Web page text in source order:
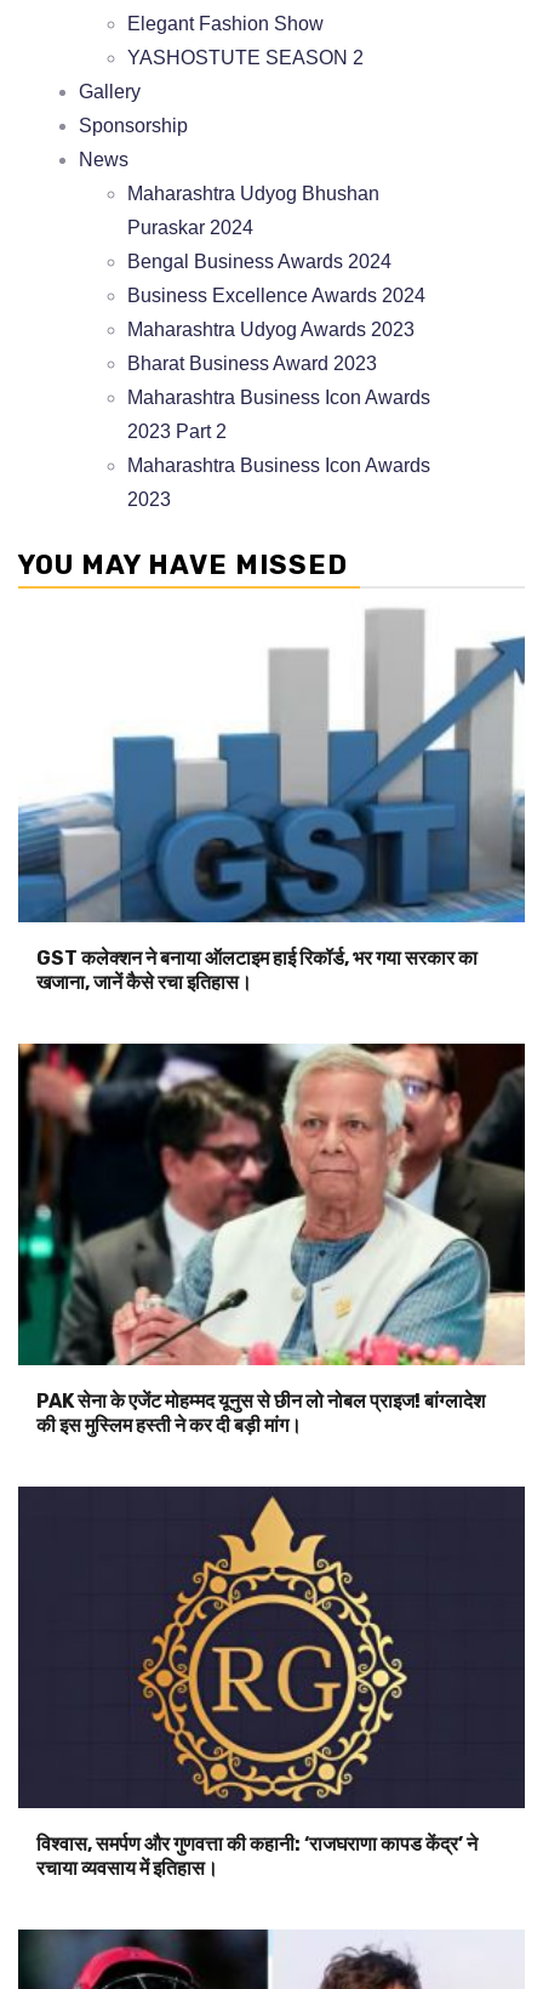
YOU MAY HAVE MISSED
GST कलेक्शन ने बनाया ऑलटाइम हाई रिकॉर्ड, भर गया सरकार का
खजाना, जानें कैसे रचा इतिहास।
PAK सेना के एजेंट मोहम्मद यूनुस से छीन लो नोबल प्राइज! बांग्लादेश
की इस मुस्लिम हस्ती ने कर दी बड़ी मांग।
विश्वास, समर्पण और गुणवत्ता की कहानी: ‘राजघराणा कापड केंद्र’ ने
रचाया व्यवसाय में इतिहास।